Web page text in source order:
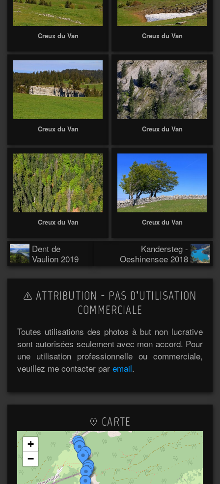
Creux du Van Creux du Van
Creux du Van Creux du Van
Creux du Van Creux du Van
Dent de
Vaulion 2019
Kandersteg -
Oeshinensee 2018
ATTRIBUTION - PAS D’UTILISATION
COMMERCIALE
Toutes utilisations des photos à but non lucrative
sont autorisées seulement avec mon accord. Pour
une utilisation professionnelle ou commerciale,
veuillez me contacter par email.
CARTE
+
−